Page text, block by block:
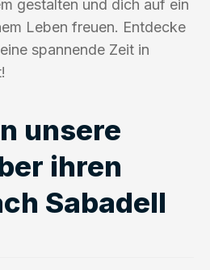
gestalten und dich auf ein
Leben freuen. Entdecke
spannende Zeit in
unsere
ihren
Sabadell